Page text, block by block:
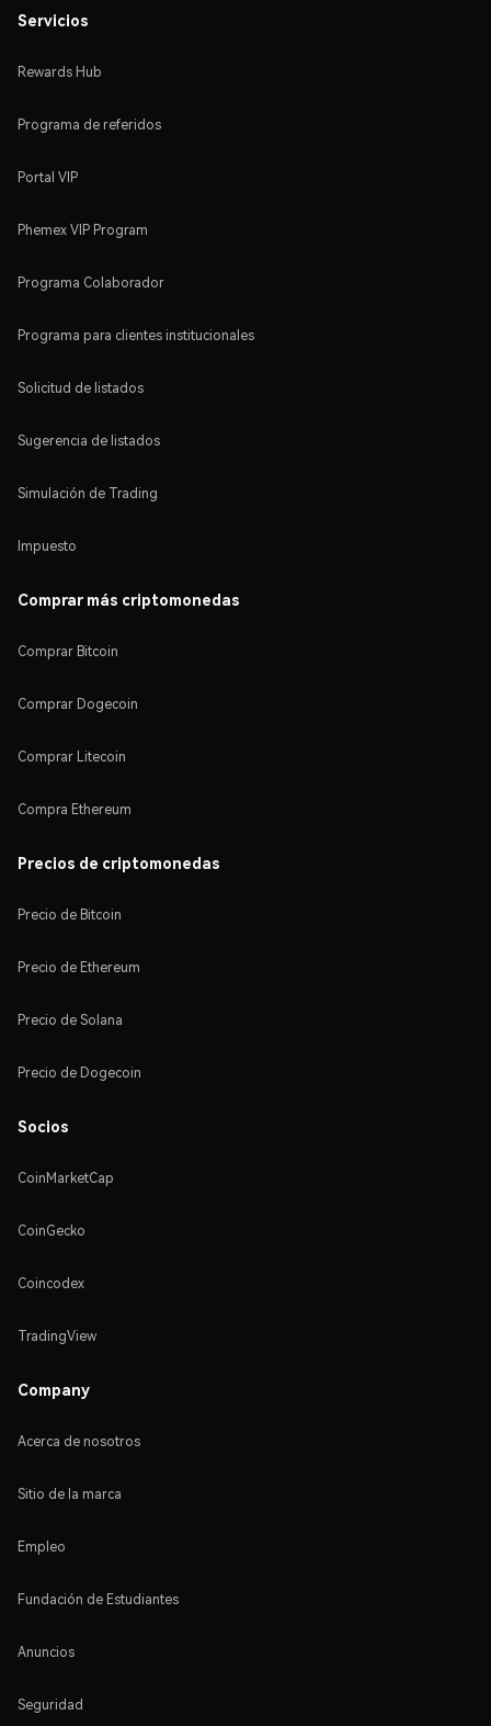
Servicios
Rewards Hub
Programa de referidos
Portal VIP
Phemex VIP Program
Programa Colaborador
Programa para clientes institucionales
Solicitud de listados
Sugerencia de listados
Simulación de Trading
Impuesto
Comprar más criptomonedas
Comprar Bitcoin
Comprar Dogecoin
Comprar Litecoin
Compra Ethereum
Precios de criptomonedas
Precio de Bitcoin
Precio de Ethereum
Precio de Solana
Precio de Dogecoin
Socios
CoinMarketCap
CoinGecko
Coincodex
TradingView
Company
Acerca de nosotros
Sitio de la marca
Empleo
Fundación de Estudiantes
Anuncios
Seguridad